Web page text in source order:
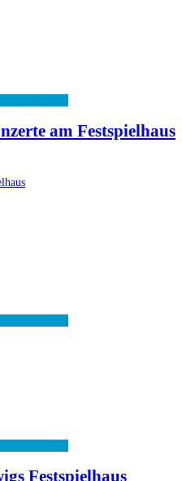
am Festspielhaus
Festspielhaus